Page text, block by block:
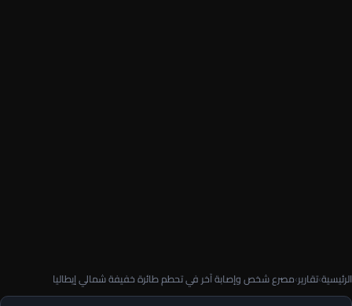
الرئيسية›تقارير›مصرع شخص وإصابة آخر في تحطم طائرة خفيفة شمالي إيطاليا